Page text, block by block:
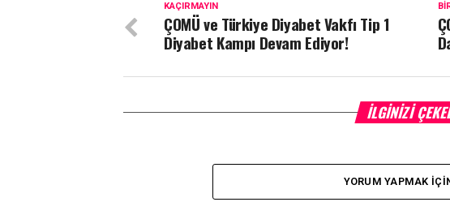
KAÇIRMAYIN
ÇOMÜ ve Türkiye Diyabet Vakfı Tip 1
Diyabet Kampı Devam Ediyor!
İLGINIZI
YORUM YAPMAK